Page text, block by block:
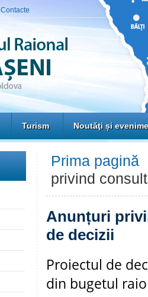
Contacte
Turism Noutăţi și
Prima pagină
privind
Anunțuri
de decizii
Proiectul de
din bugetul